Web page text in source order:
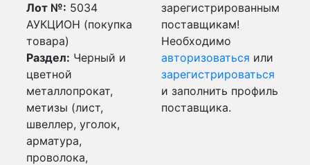
Лот №: 5034
АУКЦИОН (покупка
товара)
Раздел: Черный и
цветной
металлопрокат,
метизы (лист,
швеллер, уголок,
арматура,
проволока,
зарегистрированным
поставщикам!
Необходимо
авторизоваться или
зарегистрироваться
и заполнить профиль
поставщика.